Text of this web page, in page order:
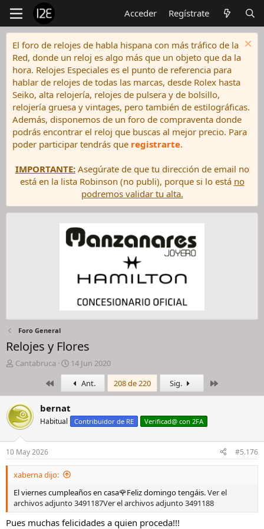
Acceder Regístrate
El foro de relojes de habla hispana con más tráfico de la
Red, donde un reloj es algo más que un objeto que da la
hora. Relojes Especiales es el punto de referencia para
hablar de relojes de todas las marcas, desde Rolex hasta
Seiko, alta relojería, relojes de pulsera y de bolsillo,
relojería gruesa y vintages, pero también de estilográficas.
Además, disponemos de un foro de compraventa donde
podrás encontrar el reloj que buscas al mejor precio. Para
poder participar tendrás que registrarte.
IMPORTANTE:Asegúrate de que tu dirección de email no
está en la lista Robinson (no publi), porque si lo está no
podremos validar tu alta.
Foro General
Relojes y Flores
I
c
i
a
d
o
r
d
e
l
h
i
l
o
Cantabruca
F
e
c
h
d
e
i
c
i
o
14 Jun 2020
PrimeroAnt. 208 de 220 Sig.
bernat
Habitual Contribuidor de RE Verificad@ con 2FA
10 May 2026 #5.176
xaberna dijo:
El viernes cumpleaños en casa🌹Feliz domingo tengáis.Ver el
archivos adjunto 3491187Ver el archivos adjunto 3491188
Pues muchas felicidades a quien proceda!!!